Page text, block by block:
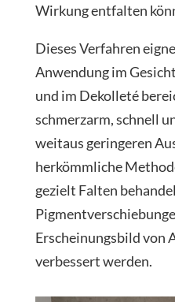
Wirkung entfalten
Dieses Verfahren
Anwendung im
und im Dekolleté
schmerzarm, schnell
weitaus geringeren
herkömmliche
gezielt Falten
Erscheinungsbild von
verbessert werden.